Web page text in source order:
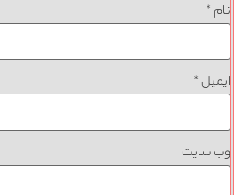
نام *
ایمیل*
وب‌ سایت